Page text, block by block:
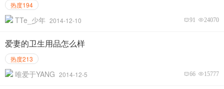
热度194
TTe_少年 2014-12-10 24070
91
爱妻的卫生用品怎么样
热度213
唯爱于YANG 2014-12-5 15777
66